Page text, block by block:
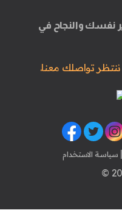
نفسك والنجاح في
ننتظر تواصلك معنا.
| سياسة الاستخدام
©